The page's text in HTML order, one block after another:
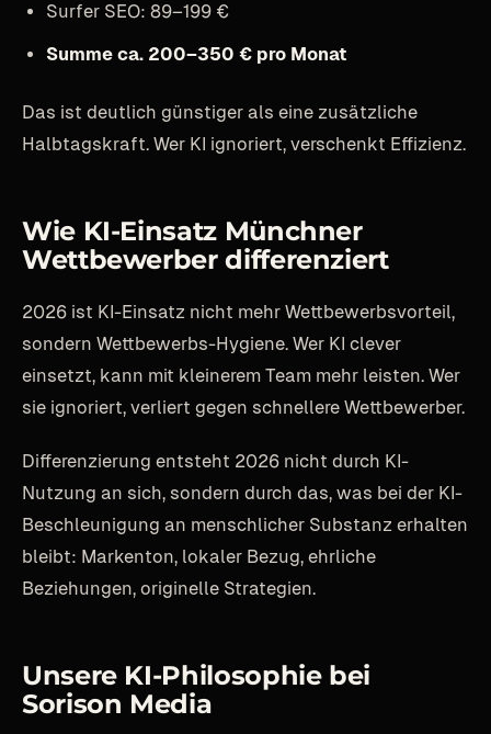
Surfer SEO: 89–199 €
Summe ca. 200–350 € pro Monat
Das ist deutlich günstiger als eine zusätzliche
Halbtagskraft. Wer KI ignoriert, verschenkt Effizienz.
Wie KI-Einsatz Münchner
Wettbewerber differenziert
2026 ist KI-Einsatz nicht mehr Wettbewerbsvorteil,
sondern Wettbewerbs-Hygiene. Wer KI clever
einsetzt, kann mit kleinerem Team mehr leisten. Wer
sie ignoriert, verliert gegen schnellere Wettbewerber.
Differenzierung entsteht 2026 nicht durch KI-
Nutzung an sich, sondern durch das, was bei der KI-
Beschleunigung an menschlicher Substanz erhalten
bleibt: Markenton, lokaler Bezug, ehrliche
Beziehungen, originelle Strategien.
Unsere KI-Philosophie bei
Sorison Media